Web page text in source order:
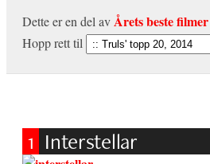
Dette er en del avÅrets beste
Hopp rett til
1 Interstellar